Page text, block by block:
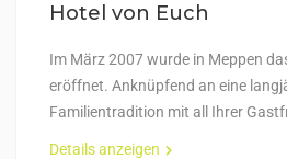
Hotel von Euch
Im März 2007 wurde in Meppen
eröffnet. Anknüpfend an eine
Familientradition mit all Ihrer
Details anzeigen